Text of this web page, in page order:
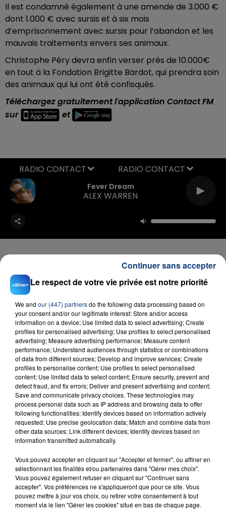
Il est condamné également à une amende de 3.000 €
dont 1.000 € avec sursis et à six mois
d’emprisonnement avec sursis pour l’abandon et les
mauvais traitements envers ses animaux.
Christophe Péry devra enfin verser près de 10.000€
en tout à la Fondation Brigitte Bardot, qui prendra soin
des animaux qui lui ont été confisqués.
Téléchargez gratuitement l'application Contact FM
sur
et
Fever Dream
ALEX WARREN
RADIO CONTACT
FIL D'ACTU
23 juillet 2026
INCENDIE MORTEL À LENS : UNE FEMME ET
SON BÉBÉ ENTRE LA VIE ET LA...
Un homme s'est immolé par le feu après avoir
aspergé sa compagne et leur bébé de trois mois
d'un liquide inflammable.
Le respect de votre vie privée est notre priorité
We and our (447) partnersdo the following data processing based on
your consent and/or our legitimate interest: Store and/or access
information on a device; Use limited data to select advertising; Create
profiles for personalised advertising; Use profiles to select personalised
advertising; Measure advertising performance; Measure content
performance; Understand audiences through statistics or combinations
of data from different sources; Develop and improve services; Create
profiles to personalise content; Use profiles to select personalised
content; Use limited data to select content; Ensure security, prevent and
detect fraud, and fix errors; Deliver and present advertising and content;
Save and communicate privacy choices. These technologies may
process personal data such as IP address and browsing data to offer
following functionalities: Identify devices based on information actively
requested; Use precise geolocation data; Match and combine data from
other data sources; Link different devices; Identify devices based on
information transmitted automatically.
Vous pouvez accepter en cliquant sur "Accepter et fermer", ou affiner en
sélectionnant les finalités et/ou partenaires dans "Gérer mes choix".
Vous pouvez également refuser en cliquant sur "Continuer sans
accepter". Vos préférences ne s'appliqueront que pour ce site. Vous
pouvez mettre à jour vos choix, ou retirer votre consentement à tout
moment via le lien "Gérer les cookies" situé en bas de chaque page.
Continuer sans accepter